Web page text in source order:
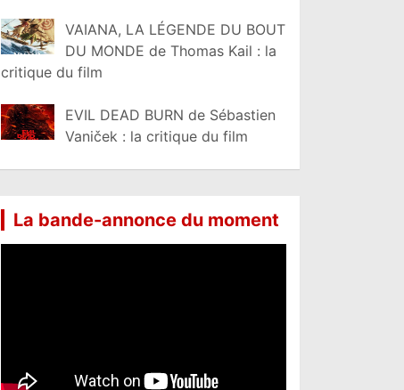
VAIANA, LA LÉGENDE DU BOUT
DU MONDE de Thomas Kail : la
critique du film
EVIL DEAD BURN de Sébastien
Vaniček : la critique du film
La bande-annonce du moment